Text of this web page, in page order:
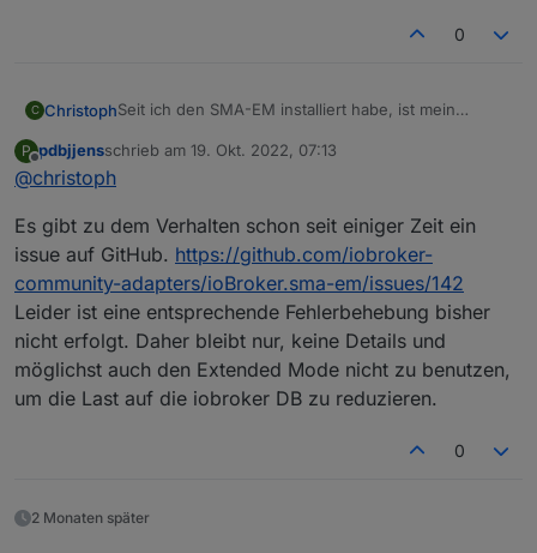
0
C ChristophSeit ich den SMA-EM installiert habe, ist mein
Die VIS schläft auch nach einer gewissen zeit ein,
Prozessorlast immer so um 50%
Proxmox Host ist ein Nuc i3 mit 16 GB
Tripower 8.0 SE lesen kann, habe ich ihn mal
testweise ausgeschaltet. Siehe da. Prozessorlast bei
Ich gehe davon aus, das der Adapter auf jeden
Multicast reagiert und dadurch ziemlich
ressourcenhungrig ist.
sma-em.0.3011949685.pregard
modbus.0.inputRegisters.30865_Leistung_Bezug
sma-em.0.3011949685.pregardcounter
modbus.0.inputRegisters.30581_Zählerstand_Bezugs
sma-em.0.3011949685.psurplus
0_userdata.0.Haus.Strom.Gesamtverbrauch_aktuell
sezähler
P
Offline
pdbjjensschrieb am 19. Okt. 2022, 07:13
zuletzt editiert von
@christoph
Es gibt zu dem Verhalten schon seit einiger Zeit ein
issue auf GitHub. https://github.com/iobroker-
community-adapters/ioBroker.sma-em/issues/142
Leider ist eine entsprechende Fehlerbehebung bisher
nicht erfolgt. Daher bleibt nur, keine Details und
möglichst auch den Extended Mode nicht zu benutzen,
um die Last auf die iobroker DB zu reduzieren.
0
2 Monaten später